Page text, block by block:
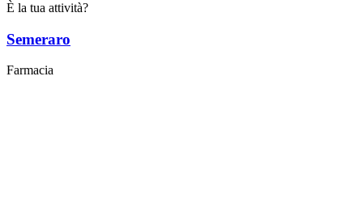
È la tua attività?
Semeraro
Farmacia